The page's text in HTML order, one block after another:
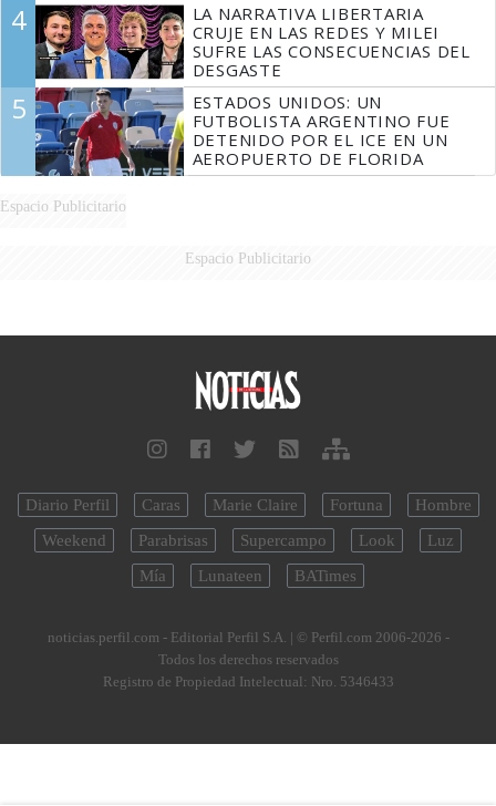
4
LA NARRATIVA LIBERTARIA
CRUJE EN LAS REDES Y MILEI
SUFRE LAS CONSECUENCIAS DEL
DESGASTE
5
ESTADOS UNIDOS: UN
FUTBOLISTA ARGENTINO FUE
DETENIDO POR EL ICE EN UN
AEROPUERTO DE FLORIDA
Espacio Publicitario
Espacio Publicitario
Diario Perfil Caras Marie Claire Fortuna
Hombre
Weekend
Parabrisas Supercampo Look
Luz
Mía
Lunateen BATimes
noticias.perfil.com - Editorial Perfil S.A. | © Perfil.com 2006-2026 -
Todos los derechos reservados
Registro de Propiedad Intelectual: Nro. 5346433